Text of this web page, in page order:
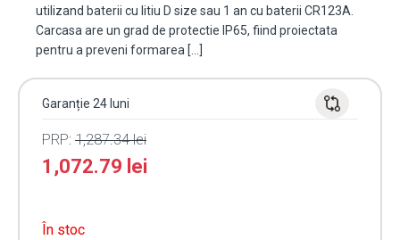
utilizand baterii cu litiu D size sau 1 an cu baterii CR123A.
Carcasa are un grad de protectie IP65, fiind proiectata
pentru a preveni formarea […]
Garanție 24 luni
PRP: 1,287.34lei
1,072.79 lei
În stoc